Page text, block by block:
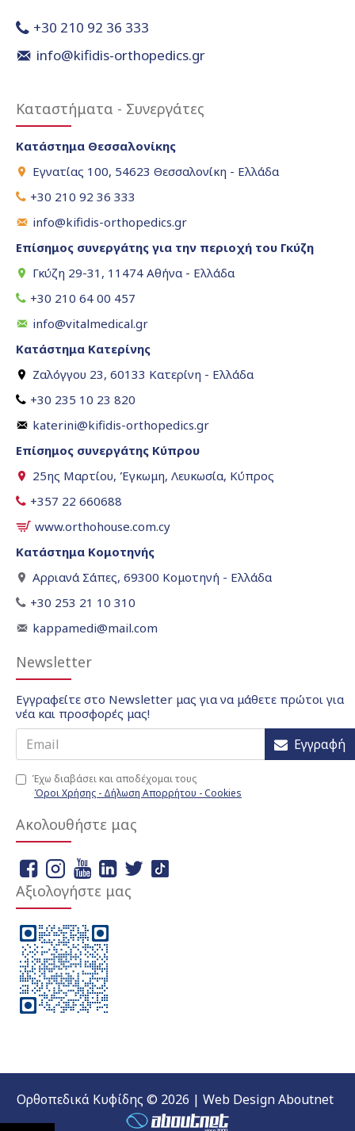
+30 210 92 36 333
info@kifidis-orthopedics.gr
Καταστήματα - Συνεργάτες
Κατάστημα Θεσσαλονίκης
Εγνατίας 100, 54623 Θεσσαλονίκη - Ελλάδα
+30 210 92 36 333
info@kifidis-orthopedics.gr
Επίσημος συνεργάτης για την περιοχή του Γκύζη
Γκύζη 29-31, 11474 Αθήνα - Ελλάδα
+30 210 64 00 457
info@vitalmedical.gr
Κατάστημα Κατερίνης
Ζαλόγγου 23, 60133 Κατερίνη - Ελλάδα
+30 235 10 23 820
katerini@kifidis-orthopedics.gr
Επίσημος συνεργάτης Κύπρου
25ης Μαρτίου, Έγκωμη, Λευκωσία, Κύπρος
+357 22 660688
www.orthohouse.com.cy
Κατάστημα Κομοτηνής
Αρριανά Σάπες, 69300 Κομοτηνή - Ελλάδα
+30 253 21 10 310
kappamedi@mail.com
Newsletter
Εγγραφείτε στο Newsletter μας για να μάθετε πρώτοι για
νέα και προσφορές μας!
Εγγραφή
Έχω διαβάσει και αποδέχομαι τους
Όροι Χρήσης - Δήλωση Απορρήτου - Cookies
Ακολουθήστε μας
Αξιολογήστε μας
Ορθοπεδικά Κυφίδης © 2026 | Web Design Aboutnet